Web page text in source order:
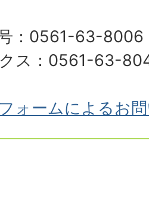
：0561-63-8006
ス：0561-63-
ォームによるお